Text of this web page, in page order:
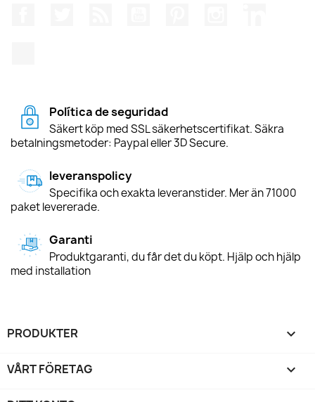
Política de seguridad
Säkert köp med SSL säkerhetscertifikat. Säkra
betalningsmetoder: Paypal eller 3D Secure.
leveranspolicy
Specifika och exakta leveranstider. Mer än 71000
paket levererade.
Garanti
Produktgaranti, du får det du köpt. Hjälp och hjälp
med installation
PRODUKTER 
VÅRT FÖRETAG 